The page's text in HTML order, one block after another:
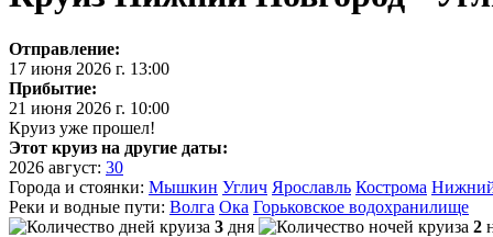
Отправление:
17 июня 2026 г. 13:00
Прибытие:
21 июня 2026 г. 10:00
Круиз уже прошел!
Этот круиз на другие даты:
2026 август: 30
Города и стоянки: Мышкин Углич Ярославль Кострома
Реки и водные пути: Волга Ока Горьковское водохранилище
3 дня 2